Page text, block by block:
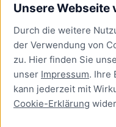
Unsere Webseite
Durch die weitere
der Verwendung von
zu. Hier finden Sie
unser Impressum. Ihre
kann jederzeit mit
Cookie-Erklärung
Bürgerservice
Presse
Newsletter Lübeck:kompakt
Kontakt
Kontakt